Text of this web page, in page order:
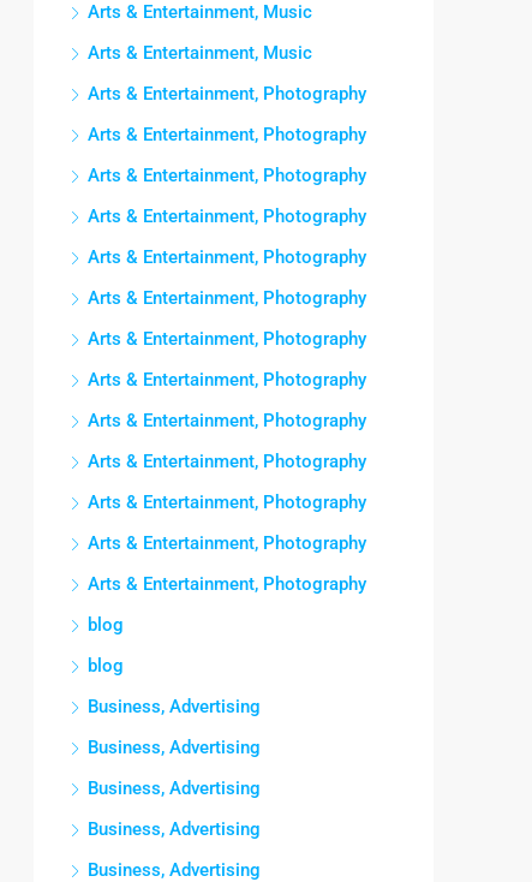
Arts & Entertainment, Music
Arts & Entertainment, Music
Arts & Entertainment, Photography
Arts & Entertainment, Photography
Arts & Entertainment, Photography
Arts & Entertainment, Photography
Arts & Entertainment, Photography
Arts & Entertainment, Photography
Arts & Entertainment, Photography
Arts & Entertainment, Photography
Arts & Entertainment, Photography
Arts & Entertainment, Photography
Arts & Entertainment, Photography
Arts & Entertainment, Photography
Arts & Entertainment, Photography
blog
blog
Business, Advertising
Business, Advertising
Business, Advertising
Business, Advertising
Business, Advertising